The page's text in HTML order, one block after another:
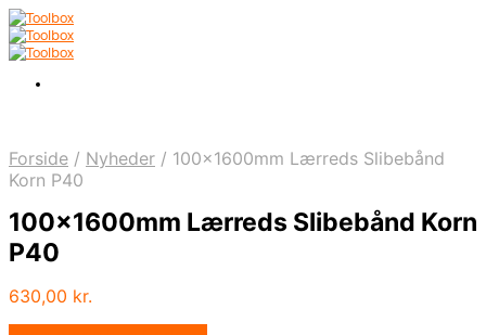
Forside / Nyheder / 100x1600mm Lærreds Slibebånd
Korn P40
100x1600mm Lærreds Slibebånd Korn
P40
630,00 kr.